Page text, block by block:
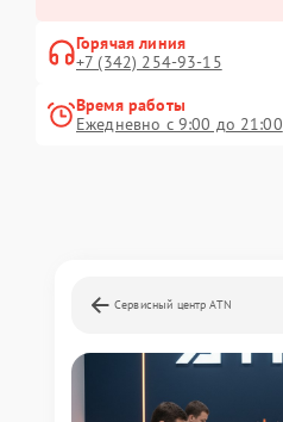
Горячая линия
+7 (342) 254-93-15
Время работы
Ежедневно с 9:00 до 21:00
Сервисный центр ATN